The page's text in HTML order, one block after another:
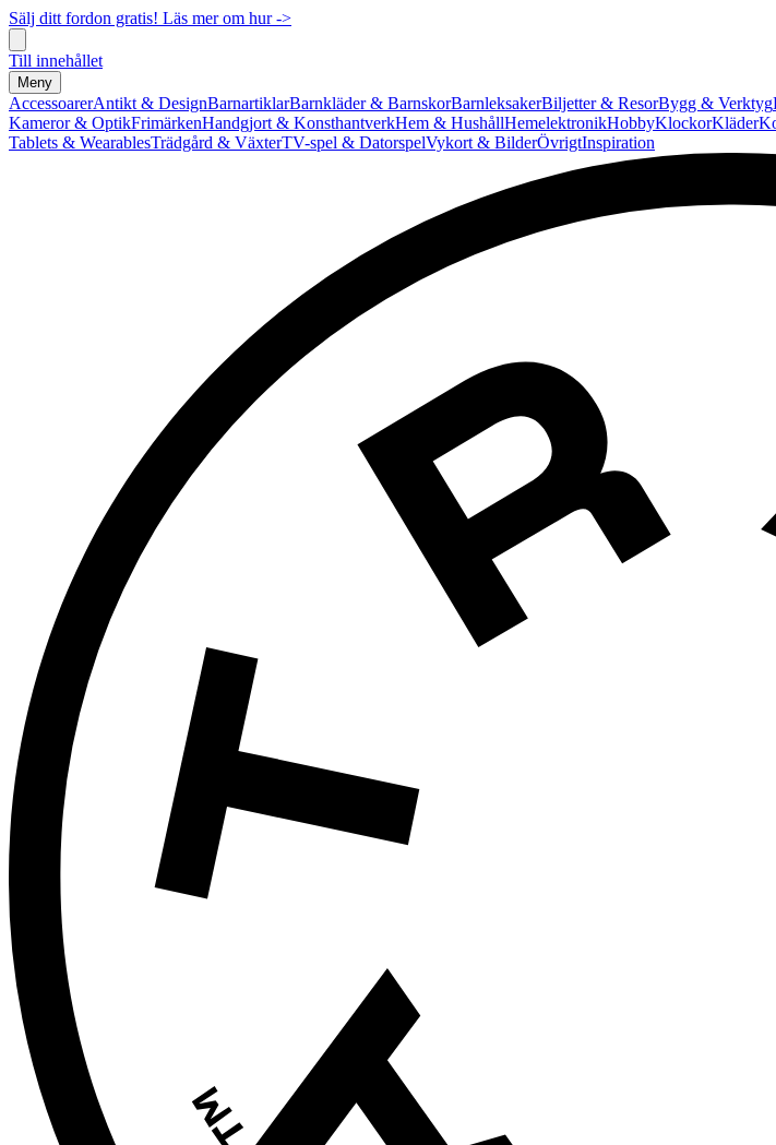
Sälj ditt fordon gratis! Läs mer om hur ->
Till innehållet
Meny
AccessoarerAntikt & DesignBarnartiklarBarnkläder & BarnskorBarnleksakerBiljetter & ResorBygg & Verktyg
Kameror & OptikFrimärkenHandgjort & KonsthantverkHem & HushållHemelektronikHobbyKlockorKläder
Tablets & WearablesTrädgård & VäxterTV-spel & DatorspelVykort & BilderÖvrigtInspiration